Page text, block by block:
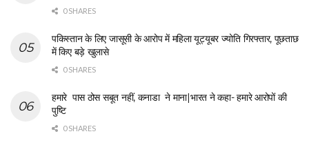
0 SHARES
पकिस्तान के लिए जासूसी के आरोप में महिला यूट्यूबर ज्योति गिरफ्तार, पूछताछ
में किए बड़े खुलासे
0 SHARES
हमारे पास ठोस सबूत नहीं, कनाडा ने माना|भारत ने कहा- हमारे आरोपों की
पुष्टि
0 SHARES